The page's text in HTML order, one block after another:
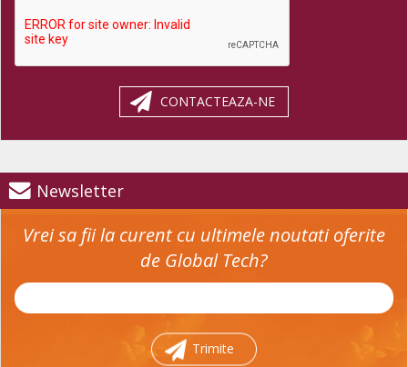
CONTACTEAZA-NE
Newsletter
Vrei sa fii la curent cu ultimele noutati oferite
de Global Tech?
Trimite